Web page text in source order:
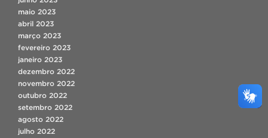
maio 2023
abril 2023
março 2023
fevereiro 2023
janeiro 2023
dezembro 2022
novembro 2022
outubro 2022
setembro 2022
agosto 2022
julho 2022